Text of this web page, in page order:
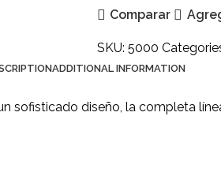
Comparar
SKU: 5000
ADDITIONAL INFORMATION
sofisticado diseño, la completa